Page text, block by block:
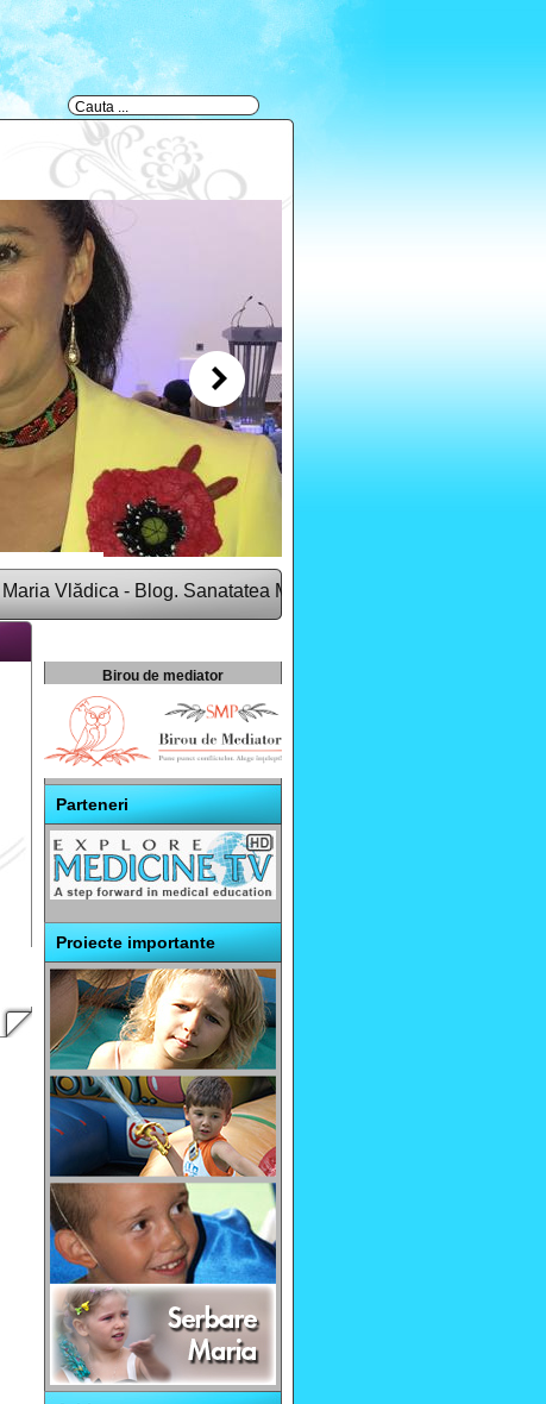
Vlădica - Blog. Sanatatea Media Group este o companie de
Birou de mediator
Parteneri
Proiecte importante